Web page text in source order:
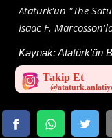
Atatürk'ün "The
Isaac F.
Kaynak:Atatürk'ün
Takip Et